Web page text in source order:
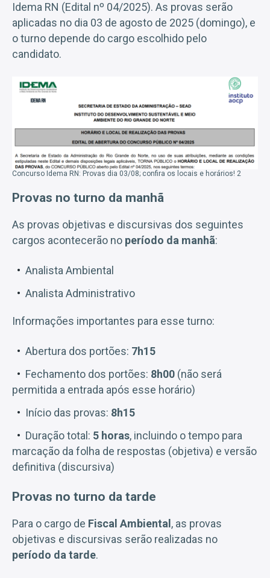
Idema RN (Edital nº 04/2025). As provas serão
aplicadas no dia 03 de agosto de 2025 (domingo), e
o turno depende do cargo escolhido pelo
candidato.
Concurso Idema RN: Provas dia 03/08; confira os locais e horários! 2
Provas no turno da manhã
As provas objetivas e discursivas dos seguintes
cargos acontecerão no período da manhã:
Analista Ambiental
Analista Administrativo
Informações importantes para esse turno:
Abertura dos portões: 7h15
Fechamento dos portões: 8h00 (não será
permitida a entrada após esse horário)
Início das provas: 8h15
Duração total: 5 horas, incluindo o tempo para
marcação da folha de respostas (objetiva) e versão
definitiva (discursiva)
Provas no turno da tarde
Para o cargo de Fiscal Ambiental , as provas
objetivas e discursivas serão realizadas no
período da tarde.